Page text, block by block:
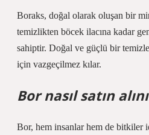
Boraks, doğal olarak oluşan bir
temizlikten böcek ilacına kadar
sahiptir. Doğal ve güçlü bir
için vazgeçilmez kılar.
Bor nasıl satın
Bor, hem insanlar hem de bitkiler